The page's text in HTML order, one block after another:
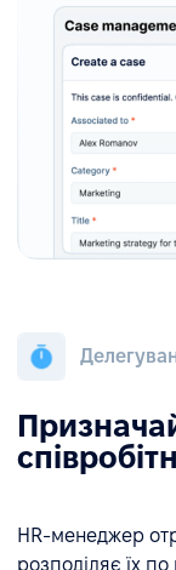
HR-менеджер
розподіляє їх